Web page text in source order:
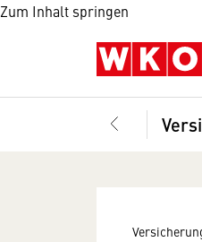
Zum Inhalt springen